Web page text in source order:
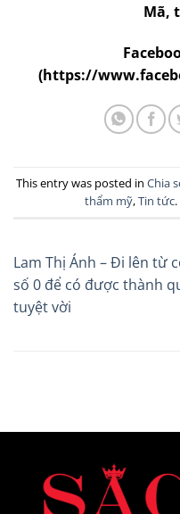
Mã,
(https://
This entry was posted in Chia
thẩm mỹ,Tin tức
Lam Thị Ánh – Đi lên từ
số 0 để có được thành
tuyệt vời